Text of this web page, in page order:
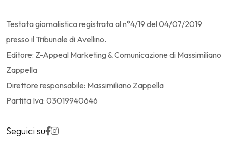
Testata giornalistica registrata al n°4/19 del 04/07/2019
presso il Tribunale di Avellino.
Editore: Z-Appeal Marketing & Comunicazione di Massimiliano
Zappella
Direttore responsabile: Massimiliano Zappella
Partita Iva: 03019940646
Seguici su